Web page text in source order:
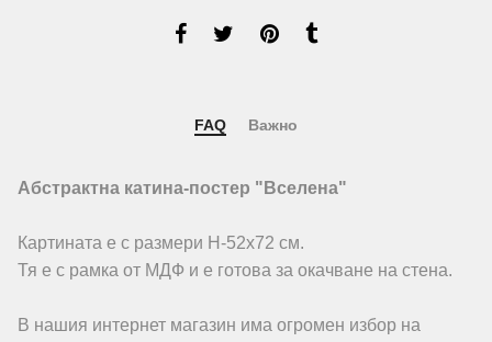
FAQ Важно
Абстрактна катина-постер "Вселена"
Картината е с размери Н-52х72 см.
Тя е с рамка от МДФ и е готова за окачване на стена.
В нашия интернет магазин има огромен избор на